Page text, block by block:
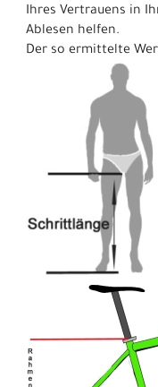
Ihres Vertrauens in
Ablesen helfen.
Der so ermittelte